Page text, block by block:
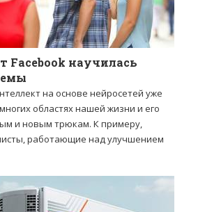
Facebook научилась
на основе нейросетей уже
областях нашей жизни и его
и новым трюкам. К примеру,
работающие над улучшением